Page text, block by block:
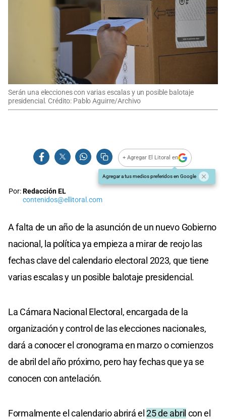
Serán una elecciones con varias escalas y un posible balotaje
presidencial. Crédito: Pablo Aguirre/Archivo
+ Agregar El Litoral en
Agregar a tus medios preferidos en Google
Por:Redacción EL
contenidos@ellitoral.com
A falta de un año de la asunción de un nuevo Gobierno
nacional, la política ya empieza a mirar de reojo las
fechas clave del calendario electoral 2023, que tiene
varias escalas y un posible balotaje presidencial.
La Cámara Nacional Electoral, encargada de la
organización y control de las elecciones nacionales,
dará a conocer el cronograma en marzo o comienzos
de abril del año próximo, pero hay fechas que ya se
conocen con antelación.
Formalmente el calendario abrirá el25 de abril con el